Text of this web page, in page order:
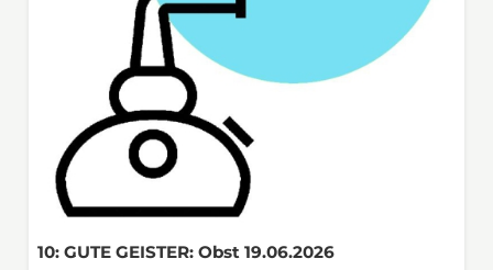
10: GUTE GEISTER: Obst 19.06.2026